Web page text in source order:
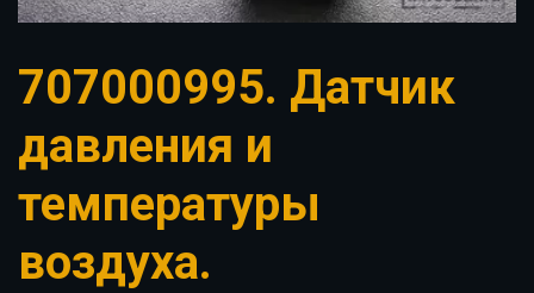
707000995. Датчик
давления и
температуры
воздуха.